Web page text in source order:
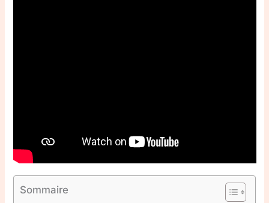
Sommaire